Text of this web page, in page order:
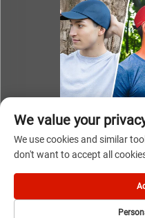
Direitos autorais © 2025 por
We value your
We use cookies and similar
don't want to accept all